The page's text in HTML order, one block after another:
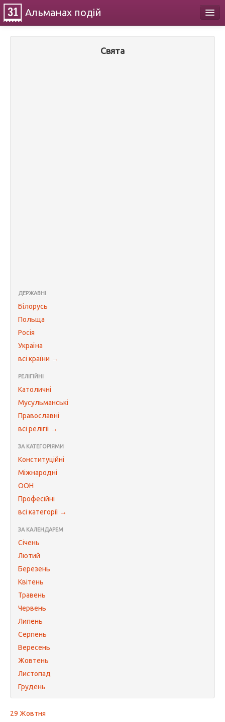
Альманах подій
Свята
ДЕРЖАВНІ
Білорусь
Польща
Росія
Україна
всі країни →
РЕЛІГІЙНІ
Католичні
Мусульманські
Православні
всі релігії →
ЗА КАТЕГОРІЯМИ
Конституційні
Міжнародні
ООН
Професійні
всі категорії →
ЗА КАЛЕНДАРЕМ
Січень
Лютий
Березень
Квітень
Травень
Червень
Липень
Серпень
Вересень
Жовтень
Листопад
Грудень
29 Жовтня